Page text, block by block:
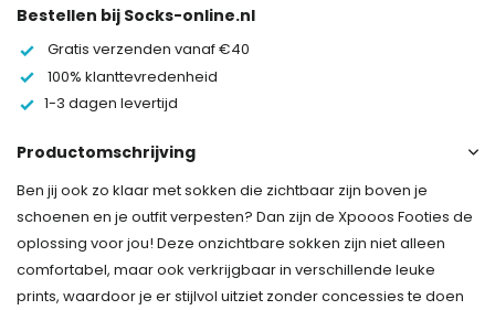
Bestellen bij Socks-online.nl
Gratis verzenden vanaf €40
100% klanttevredenheid
1-3 dagen levertijd
Productomschrijving
Ben jij ook zo klaar met sokken die zichtbaar zijn boven je
schoenen en je outfit verpesten? Dan zijn de Xpooos Footies de
oplossing voor jou! Deze onzichtbare sokken zijn niet alleen
comfortabel, maar ook verkrijgbaar in verschillende leuke
prints, waardoor je er stijlvol uitziet zonder concessies te doen